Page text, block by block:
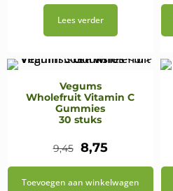
Lees verder
Vegums
Wholefruit Vitamin C
Gummies
30 stuks
9,45 Oorspronkelijke
prijs
8,75Huidige
prijs
Toevoegen aan winkelwagen